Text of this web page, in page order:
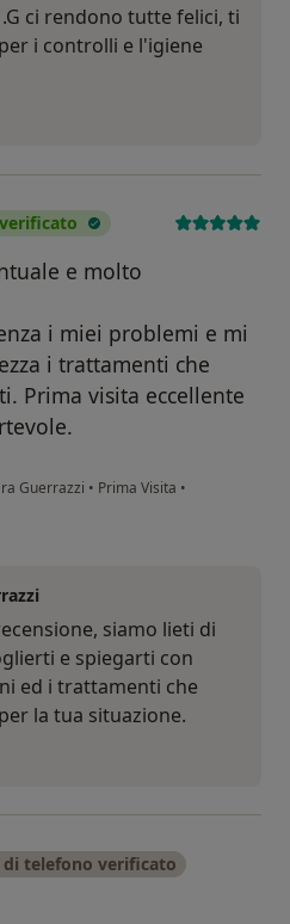
ci rendono tutte felici, ti
i controlli e l'igiene
e molto
i miei problemi e mi
i trattamenti che
Prima visita eccellente
Guerrazzi • Prima Visita •
siamo lieti di
e spiegarti con
ed i trattamenti che
la tua situazione.
di telefono verificato